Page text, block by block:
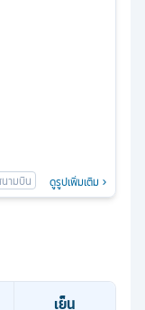
ดูรูปเพิ่มเติม
เย็น